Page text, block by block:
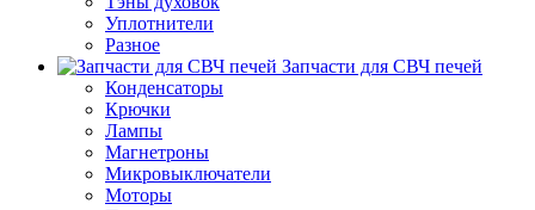
Уплотнители
Разное
Запчасти для СВЧ печей
Конденсаторы
Крючки
Лампы
Магнетроны
Микровыключатели
Моторы